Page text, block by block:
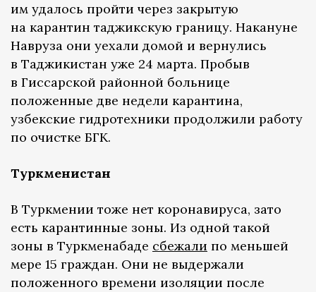
им удалось пройти через закрытую
на карантин таджикскую границу. Накануне
Навруза они уехали домой и вернулись
в Таджикистан уже 24 марта. Пробыв
в Гиссарской районной больнице
положенные две недели карантина,
узбекские гидротехники продолжили работу
по очистке БГК.
Туркменистан
В Туркмении тоже нет коронавируса, зато
есть карантинные зоны. Из одной такой
зоны в Туркменабаде сбежали по меньшей
мере 15 граждан. Они не выдержали
положенного времени изоляции после